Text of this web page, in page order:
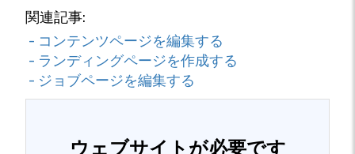
関連記事:
- コンテンツページを編集する
- ランディングページを作成する
- ジョブページを編集する
ウェブサイトが必要です